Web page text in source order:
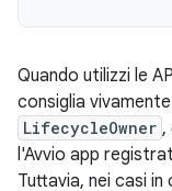
Quando utilizzi le
consiglia
LifecycleOwner ,
l'Avvio app
Tuttavia, nei casi in